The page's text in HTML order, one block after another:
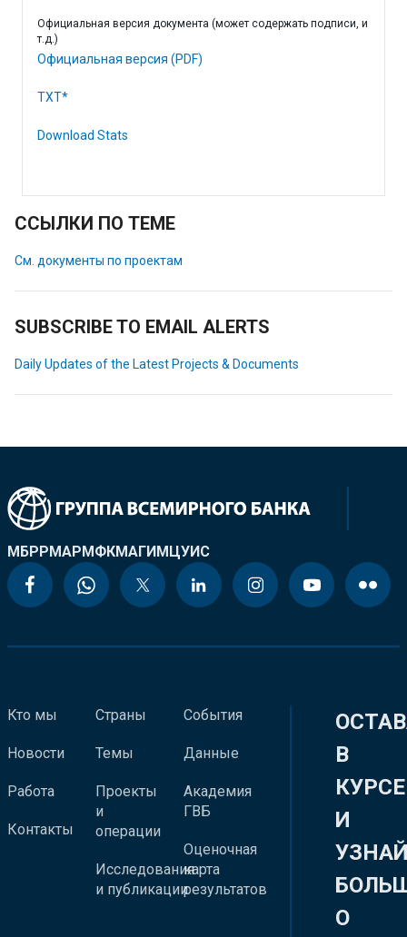
Официальная версия документа (может содержать подписи, и
т.д.)
Официальная версия (PDF)
TXT*
Download Stats
ССЫЛКИ ПО ТЕМЕ
См. документы по проектам
SUBSCRIBE TO EMAIL ALERTS
Daily Updates of the Latest Projects & Documents
МБРРМАРМФКМАГИМЦУИС
Кто мы
Новости
Работа
Контакты
Страны
Темы
Проекты
и
операции
Исследования
и публикации
События
Данные
Академия
ГВБ
Оценочная
карта
результатов
В
КУРСЕ
И
О